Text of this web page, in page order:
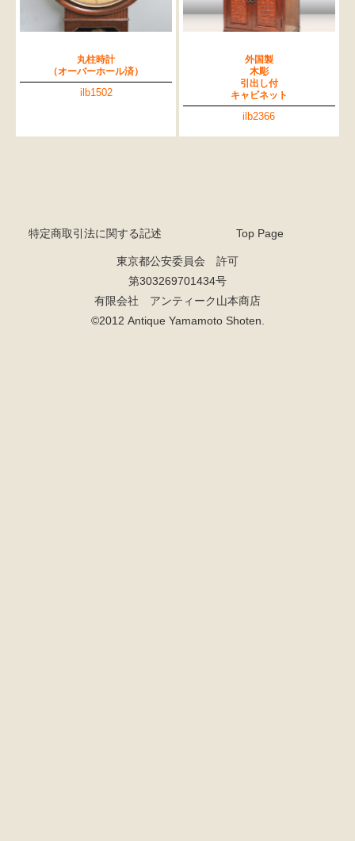
丸柱時計
（オーバーホール済）
ilb1502
外国製
木彫
引出し付
キャビネット
ilb2366
特定商取引法に関する記述 Top Page
東京都公安委員会 許可
第303269701434号
有限会社 アンティーク山本商店
©2012 Antique Yamamoto Shoten.